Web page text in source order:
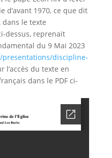
d’avant 1970, ce que dit
dans le texte
dessus, reprenait
du 9 Mai 2023
discipline-
l’accès du texte en
dans le PDF ci-